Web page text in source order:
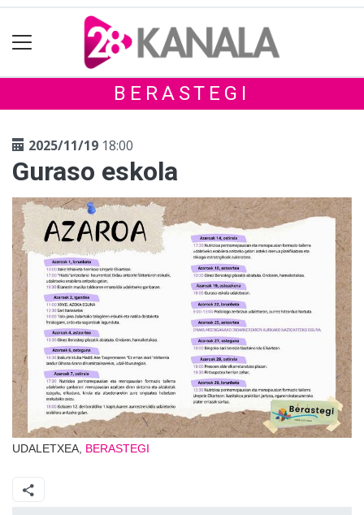
BERASTEGI
2025/11/19 18:00
Guraso eskola
UDALETXEA, BERASTEGI